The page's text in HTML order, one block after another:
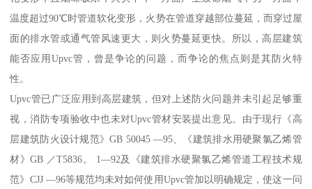
温度超过90℃时管道软化变形，火势在管道穿越部位蔓延，而穿过屋
面的排水管或通气管风速更大，则火势蔓延更快。所以，高层建筑
能否应用Upvc管，曾是争论的问题，而争论的焦点则是其防火特
性。
Upvc管已广泛应用到高层建筑，但对上述防火问题并未引起足够重
视，消防专项验收中也未对Upvc管材安装提出意见。由于现行《高
层建筑防火设计规范》GB 50045 —95、《建筑排水用硬聚氯乙烯管
材》GB ／T5836。 1—92及《建筑排水硬聚氯乙烯管道工程技术规
范》CJJ —96等规范均未对如何使用Upvc管加以明确规定，使这一问